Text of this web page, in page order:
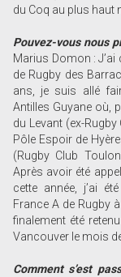
du Coq au plus haut
Pouvez-vous nous
Marius Domon : J’ai
de Rugby des
ans, je suis allé
Antilles Guyane où,
du Levant (ex-
Pôle Espoir de
(Rugby Club
Après avoir été
cette année, j’ai
France A de Rugby
finalement été
Vancouver le mois
Comment s’est